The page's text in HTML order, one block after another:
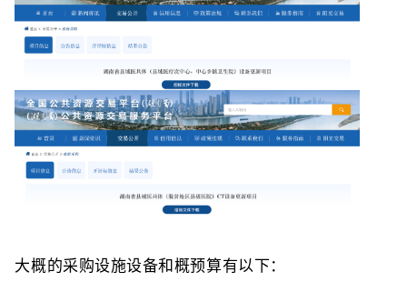
大概的采购设施设备和概预算有以下：